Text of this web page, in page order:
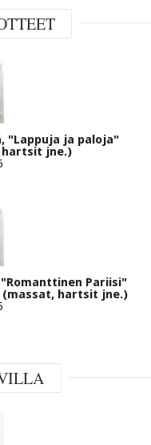
"Lappuja ja paloja"
hartsit jne.)
Pariisi"
(massat, hartsit jne.)